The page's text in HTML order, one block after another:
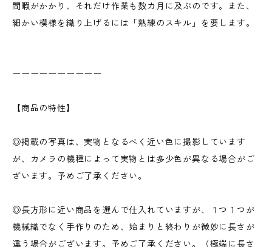
間暇がかかり、それだけ作業も数カ月に及ぶのです。また、
細かい模様を織り上げるには「熟練のスキル」を要します。
ーーーーーーーーーー
【商品の特性】
◎掲載の写真は、実物となるべく近い色に撮影しています
が、カメラの機種によって実物とは多少色が異なる場合がご
ざいます。予めご了承ください。
◎長方形に近い商品を選んで仕入れていますが、１つ１つが
機械織でなく手作りのため、始まりと終わりが微妙に長さが
違う場合がございます。予めご了承ください。（極端に長さ